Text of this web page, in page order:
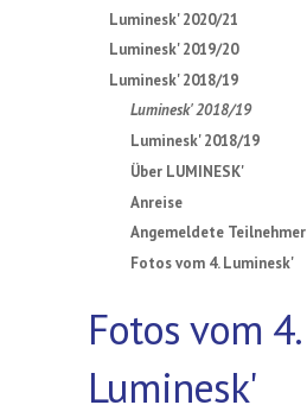
Luminesk' 2020/21
Luminesk' 2019/20
Luminesk' 2018/19
Luminesk' 2018/19
Luminesk' 2018/19
Über LUMINESK'
Anreise
Angemeldete Teilnehmer
Fotos vom 4. Luminesk'
Fotos vom 4.
Luminesk'